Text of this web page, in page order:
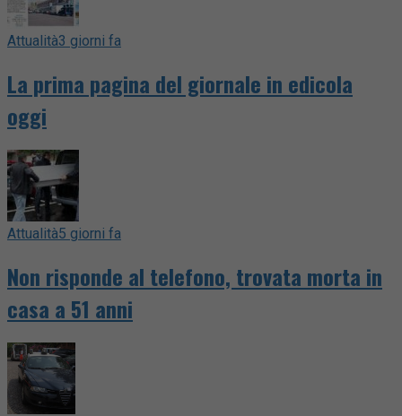
Attualità3 giorni fa
La prima pagina del giornale in edicola
oggi
Attualità5 giorni fa
Non risponde al telefono, trovata morta in
casa a 51 anni